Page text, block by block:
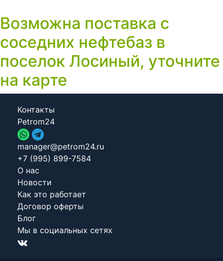
Возможна поставка с
соседних нефтебаз в
поселок Лосиный, уточните
на карте
Контакты
Petrom24
manager@petrom24.ru
+7 (995) 899-7584
О нас
Новости
Как это работает
Договор оферты
Блог
Мы в социальных сетях